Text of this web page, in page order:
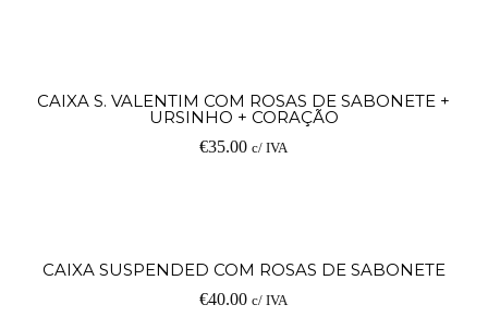
CAIXA S. VALENTIM COM ROSAS DE SABONETE +
URSINHO + CORAÇÃO
€35.00 c/ IVA
CAIXA SUSPENDED COM ROSAS DE SABONETE
€40.00 c/ IVA